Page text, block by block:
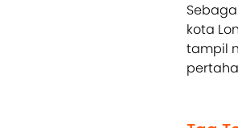
kota
tampil